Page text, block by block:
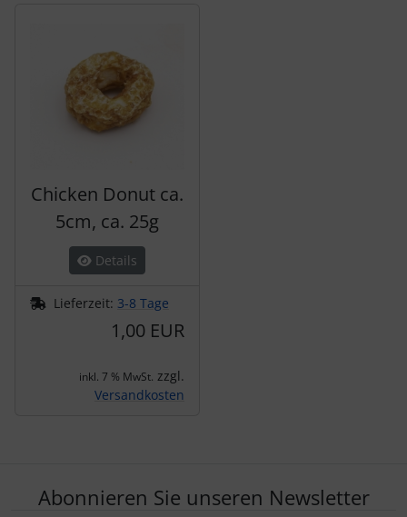
Chicken Donut ca.
5cm, ca. 25g
Details
Lieferzeit: 3-8 Tage
1,00 EUR
inkl. 7 % MwSt. zzgl.
Versandkosten
Abonnieren Sie unseren Newsletter